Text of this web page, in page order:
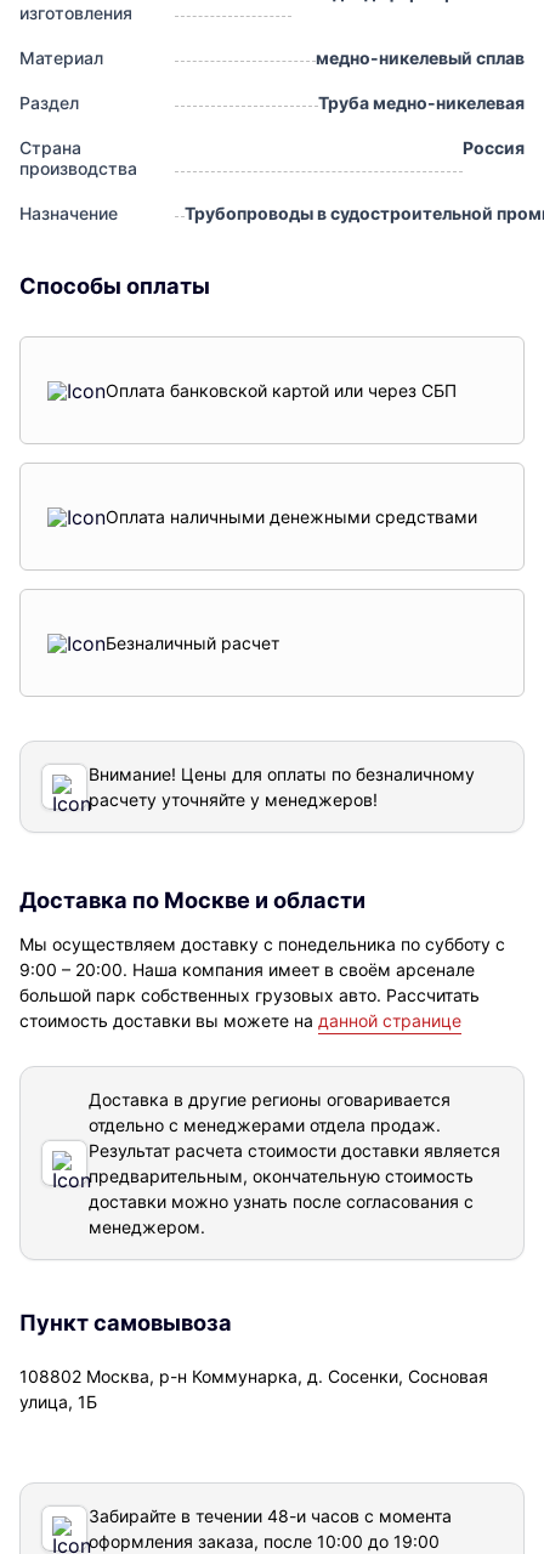
изготовления
Материал медно-никелевый сплав
Раздел Труба медно-никелевая
Страна
производства
Россия
Назначение Трубопроводы в судостроительной
Способы оплаты
Оплата банковской картой или через СБП
Оплата наличными денежными средствами
Безналичный расчет
Внимание! Цены для оплаты по безналичному
расчету уточняйте у менеджеров!
Доставка по Москве и области
Мы осуществляем доставку с понедельника по субботу с
9:00 – 20:00. Наша компания имеет в своём арсенале
большой парк собственных грузовых авто. Рассчитать
стоимость доставки вы можете на данной странице
Доставка в другие регионы оговаривается
отдельно с менеджерами отдела продаж.
Результат расчета стоимости доставки является
предварительным, окончательную стоимость
доставки можно узнать после согласования с
менеджером.
Пункт самовывоза
108802 Москва, р-н Коммунарка, д. Сосенки, Сосновая
улица, 1Б
Забирайте в течении 48-и часов с момента
оформления заказа, после 10:00 до 19:00